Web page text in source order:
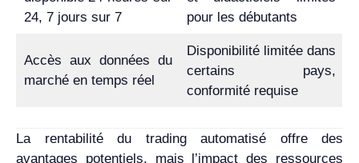
24, 7 jours sur 7
pour les débutants
Accès aux données du
marché en temps réel
Disponibilité limitée dans
certains pays,
conformité requise
La rentabilité du trading automatisé offre des
avantages potentiels, mais l’impact des ressources